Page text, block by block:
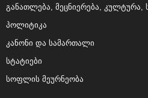
განათლება, მეცნიერება, კულტურა,
პოლიტიკა
კანონი და სამართალი
სტატიები
სოფლის მეურნეობა